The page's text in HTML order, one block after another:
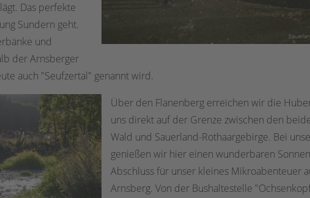
Das perfekte
Sundern geht.
und
der Arnsberger
auch "Seufzertal" genannt wird.
Über den Flanenberg erreichen wir die
uns direkt auf der Grenze zwischen den
Wald und Sauerland-Rothaargebirge. Bei
genießen wir hier einen wunderbaren
Abschluss für unser kleines Mikroabenteuer
Arnsberg. Von der Bushaltestelle